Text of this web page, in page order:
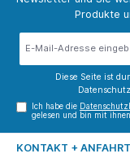
Produkte
Diese Seite ist
Ich habe die
gelesen und bin mit
KONTAKT + ANFAHRT